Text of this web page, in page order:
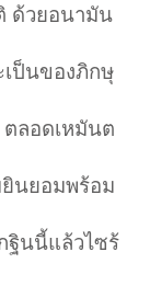
ด้วยอนามัน
เป็นของภิกษุ
ตลอดเหมันต
นยอมพร้อม
ฐินนี้แล้วไซร้